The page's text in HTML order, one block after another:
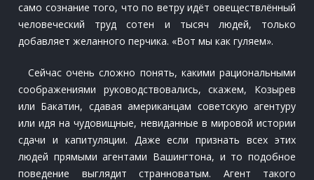
само сознание того, что по ветру идёт овеществлённый
человеческий труд сотен и тысяч людей, только
добавляет желанного перчика. «Вот мы как гуляем».
Сейчас очень сложно понять, какими рациональными
соображениями руководствовались, скажем, Козырев
или Бакатин, сдавая американцам советскую агентуру
или идя на чудовищные, невиданные в мировой истории
сдачи и капитуляции. Даже если признать всех этих
людей прямыми агентами Вашингтона, и то подобное
поведение выглядит странноватым. Агент такого